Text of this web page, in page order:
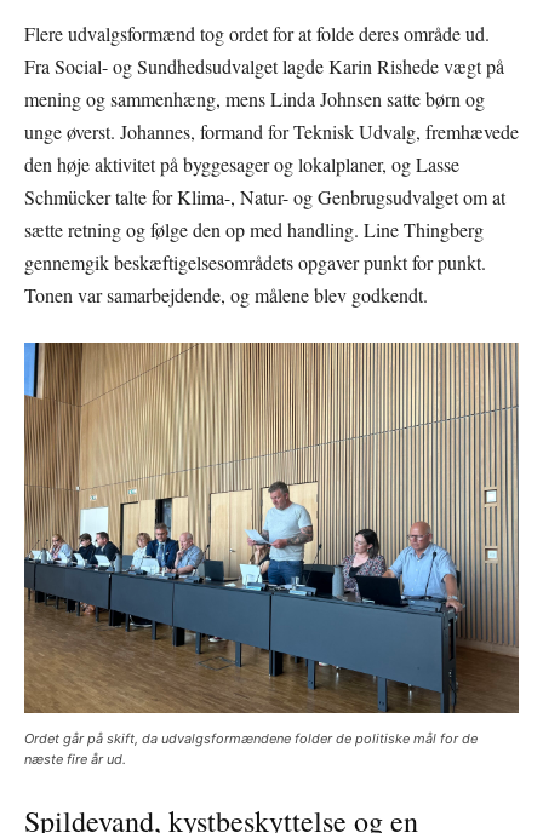
Flere udvalgsformænd tog ordet for at folde deres område ud.
Fra Social- og Sundhedsudvalget lagde Karin Rishede vægt på
mening og sammenhæng, mens Linda Johnsen satte børn og
unge øverst. Johannes, formand for Teknisk Udvalg, fremhævede
den høje aktivitet på byggesager og lokalplaner, og Lasse
Schmücker talte for Klima-, Natur- og Genbrugsudvalget om at
sætte retning og følge den op med handling. Line Thingberg
gennemgik beskæftigelsesområdets opgaver punkt for punkt.
Tonen var samarbejdende, og målene blev godkendt.
Ordet går på skift, da udvalgsformændene folder de politiske mål for de
næste fire år ud.
Spildevand, kystbeskyttelse og en